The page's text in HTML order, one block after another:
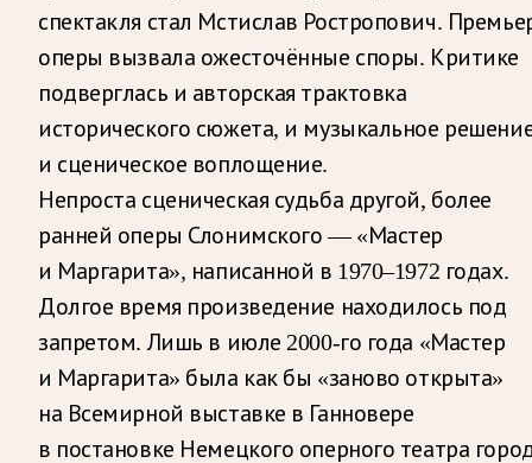
спектакля стал Мстислав Ростропович.
оперы вызвала ожесточённые споры. Критике
подверглась и авторская трактовка
исторического сюжета, и музыкальное
и сценическое воплощение.
Непроста сценическая судьба другой, более
ранней оперы Слонимского — «Мастер
и Маргарита», написанной в 1970–1972 годах.
Долгое время произведение находилось под
запретом. Лишь в июле 2000-го года «Мастер
и Маргарита» была как бы «заново открыта»
на Всемирной выставке в Ганновере
в постановке Немецкого оперного театра